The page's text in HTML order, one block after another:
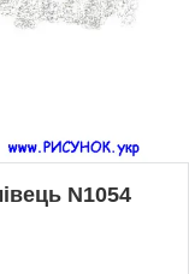
N1054